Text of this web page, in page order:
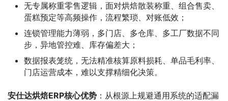
无专属称重零售逻辑，面对烘焙散装称重、组合售卖、
蛋糕预定等高频操作，流程繁琐、对账低效；
连锁管理能力薄弱，多门店、多仓库、多工厂数据不同
步，异地管控难、库存偏差大；
数据报表笼统，无法精准核算原料损耗、单品毛利率、
门店运营成本，难以支撑精细化决策。
安仕达烘焙ERP核心优势 ：从根源上规避通用系统的适配漏